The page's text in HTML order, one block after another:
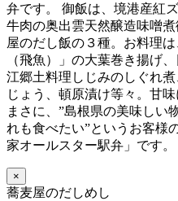
弁です。 御飯は、境港産紅
牛肉の奥出雲天然醸造味噌
屋のだし飯の３種。お料理
（飛魚）」の大葉巻き揚げ
江郷土料理しじみのしぐれ
じょう、頓原漬け等々。甘
まさに、”島根県の美味しい
れも食べたい”というお客様
家オールスター駅弁」です。
×
蕎麦屋のだしめし